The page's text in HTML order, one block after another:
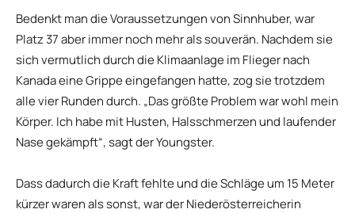
Bedenkt man die Voraussetzungen von Sinnhuber, war
Platz 37 aber immer noch mehr als souverän. Nachdem sie
sich vermutlich durch die Klimaanlage im Flieger nach
Kanada eine Grippe eingefangen hatte, zog sie trotzdem
alle vier Runden durch. „Das größte Problem war wohl mein
Körper. Ich habe mit Husten, Halsschmerzen und laufender
Nase gekämpft“, sagt der Youngster.
Dass dadurch die Kraft fehlte und die Schläge um 15 Meter
kürzer waren als sonst, war der Niederösterreicherin